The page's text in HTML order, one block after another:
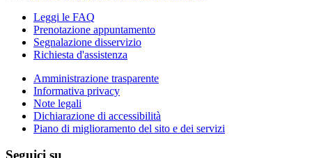
Leggi le FAQ
Prenotazione appuntamento
Segnalazione disservizio
Richiesta d'assistenza
Amministrazione trasparente
Informativa privacy
Note legali
Dichiarazione di accessibilità
Piano di miglioramento del sito e dei servizi
Seguici su